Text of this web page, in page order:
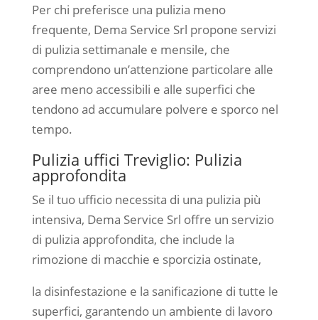
Per chi preferisce una pulizia meno
frequente, Dema Service Srl propone servizi
di pulizia settimanale e mensile, che
comprendono un’attenzione particolare alle
aree meno accessibili e alle superfici che
tendono ad accumulare polvere e sporco nel
tempo.
Pulizia uffici Treviglio: Pulizia
approfondita
Se il tuo ufficio necessita di una pulizia più
intensiva, Dema Service Srl offre un servizio
di pulizia approfondita, che include la
rimozione di macchie e sporcizia ostinate,
la disinfestazione e la sanificazione di tutte le
superfici, garantendo un ambiente di lavoro